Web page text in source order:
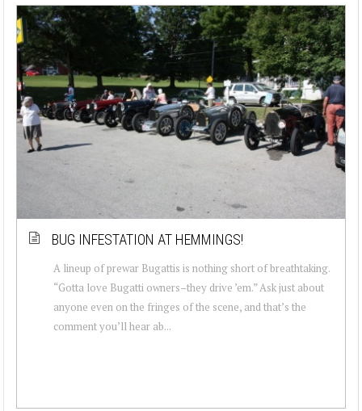
BUG INFESTATION AT HEMMINGS!
A lineup of prewar Bugattis is nothing short of breathtaking.
“Gotta love Bugatti owners–they drive ’em.” Ask just about
anyone even on the fringes of the scene, and that’s the
comment you’ll hear ab...